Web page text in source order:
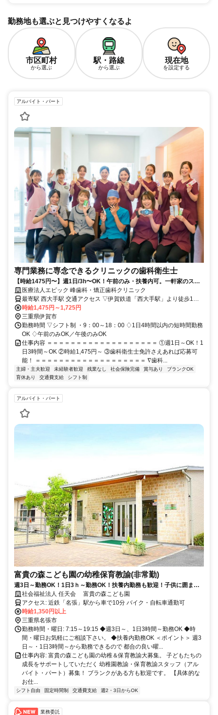
勤務地も選ぶと見つけやすくなるよ
市区町村
から選ぶ
駅・路線
から選ぶ
現在地
を設定する
アルバイト・パート
専門業務に専念できるクリニックの歯科衛生士
【時給1475円〜】週1日/3h〜OK！午前のみ・扶養内可。一軒家のスタ
ッフルーム完備の歯科衛生士
医療法人エピック 峰歯科・矯正歯科クリニック
最寄駅 西大手駅 交通アクセス ▽伊賀鉄道「西大手駅」より徒歩1分
・亀山ICまで・・・20分～30分 ・名張市・・・・・30分 ・甲賀
時給1,475円～1,725円
三重県伊賀市
勤務時間 ▽シフト制 ・9：00～18：00 ♢1日4時間以内の短時間勤務
OK ♢午前のみOK／午後のみOK
仕事内容 ＝＝＝＝＝＝＝＝＝＝＝＝＝＝＝＝＝＝＝ ①週1日～OK！1
日3時間～OK ②時給1,475円～ ③歯科衛生士免許さえあれば応募可
能！ ＝＝＝＝＝＝＝＝＝＝＝＝＝＝＝＝＝＝＝ ∇歯科...
主婦・主夫歓迎 未経験者歓迎 残業なし 社会保険完備 賞与あり
ブランクOK
育休あり
交通費支給 シフト制
アルバイト・パート
富貴の森こども園の幼稚保育教諭(非常勤)
週3日～勤務OK！1日3ｈ～勤務OK！扶養内勤務も歓迎！子供に囲まれ
て元気いっぱいの職場！
社会福祉法人 任天会 富貴の森こども園
アクセス: 近鉄「名張」駅から車で10分 バイク・自転車通勤可
時給1,350円以上
三重県名張市
勤務時間・曜日: 7:15～19:15 ◆週3日～、1日3時間～勤務OK ◆時
間・曜日お気軽にご相談下さい。 ◆扶養内勤務OK ＜ポイント＞ 週3
日～・1日3時間～から勤務できるので 都合の良い曜...
仕事内容: 富貴の森こども園の幼稚＆保育教諭大募集。 子どもたちの
成長をサポートしていただく 幼稚園教諭・保育教諭スタッフ（アル
バイト・パート）募集！ ブランクがある方も歓迎です。 【具体的な
お仕...
シフト自由 固定時間制 交通費支給 週2・3日からOK
業務委託